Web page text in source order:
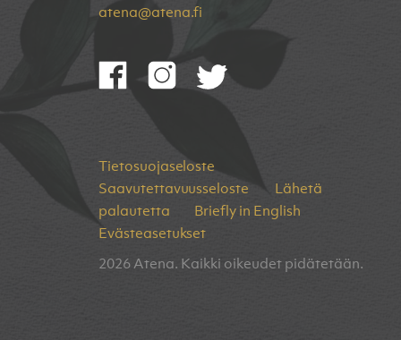
atena@atena.fi
Tietosuojaseloste
Saavutettavuusseloste
Lähetä
palautetta
Briefly in English
Evästeasetukset
2026 Atena. Kaikki oikeudet pidätetään.